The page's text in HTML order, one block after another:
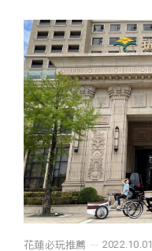
花蓮必玩推薦 2022.10.01